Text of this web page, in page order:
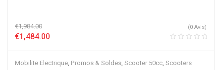
€1,984.00
€1,484.00
(0 Avis)
Mobilite Electrique, Promos & Soldes, Scooter 50cc, Scooters